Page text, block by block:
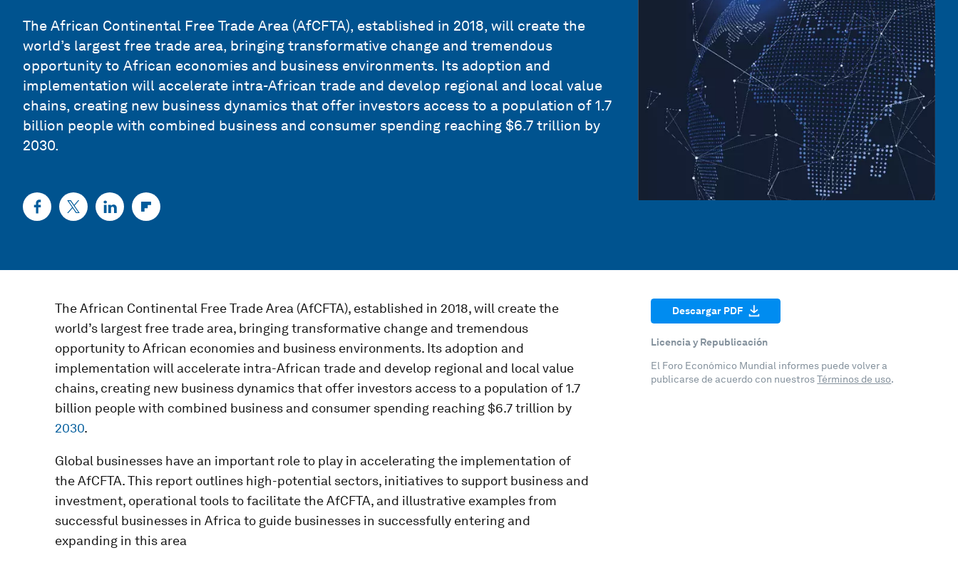
The African Continental Free Trade Area (AfCFTA), established in 2018, will create the
world’s largest free trade area, bringing transformative change and tremendous
opportunity to African economies and business environments. Its adoption and
implementation will accelerate intra-African trade and develop regional and local value
chains, creating new business dynamics that offer investors access to a population of 1.7
billion people with combined business and consumer spending reaching $6.7 trillion by
2030.
The African Continental Free Trade Area (AfCFTA), established in 2018, will create the
world’s largest free trade area, bringing transformative change and tremendous
opportunity to African economies and business environments. Its adoption and
implementation will accelerate intra-African trade and develop regional and local value
chains, creating new business dynamics that offer investors access to a population of 1.7
billion people with combined business and consumer spending reaching $6.7 trillion by
2030.
Global businesses have an important role to play in accelerating the implementation of
the AfCFTA. This report outlines high-potential sectors, initiatives to support business and
investment, operational tools to facilitate the AfCFTA, and illustrative examples from
successful businesses in Africa to guide businesses in successfully entering and
expanding in this area
Descargar PDF
Licencia y Republicación
El Foro Económico Mundial informes puede volver a
publicarse de acuerdo con nuestrosTérminos de uso.